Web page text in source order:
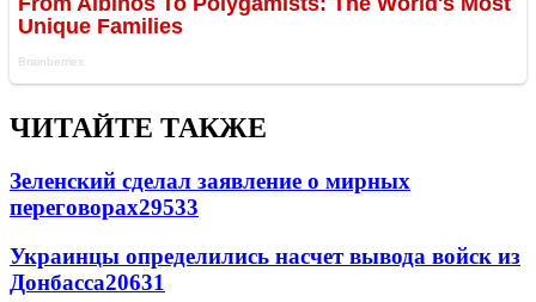
ЧИТАЙТЕ ТАКЖЕ
Зеленский сделал заявление о мирных
переговорах29533
Украинцы определились насчет вывода войск из
Донбасса20631